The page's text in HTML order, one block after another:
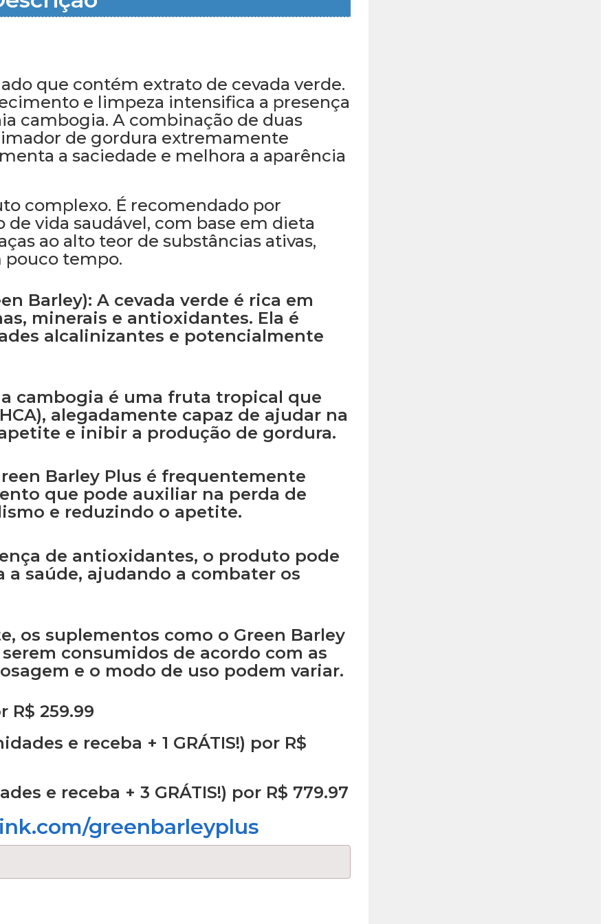
que contém extrato de cevada verde.
e limpeza intensifica a presença
cambogia. A combinação de duas
de gordura extremamente
a saciedade e melhora a aparência
complexo. É recomendado por
vida saudável, com base em dieta
ao alto teor de substâncias ativas,
pouco tempo.
Barley): A cevada verde é rica em
minerais e antioxidantes. Ela é
alcalinizantes e potencialmente
cambogia é uma fruta tropical que
alegadamente capaz de ajudar na
e inibir a produção de gordura.
Barley Plus é frequentemente
que pode auxiliar na perda de
e reduzindo o apetite.
de antioxidantes, o produto pode
saúde, ajudando a combater os
os suplementos como o Green Barley
consumidos de acordo com as
e o modo de uso podem variar.
R$ 259.99
e receba + 1 GRÁTIS!) por R$
e receba + 3 GRÁTIS!) por R$ 779.97
greenbarleyplus